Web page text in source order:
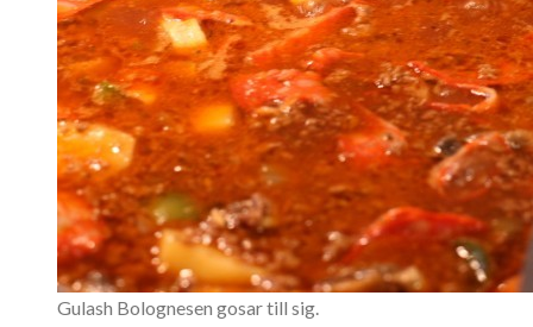
Gulash Bolognesen gosar till sig.